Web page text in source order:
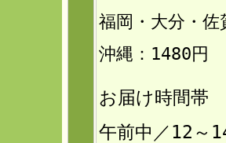
福岡・大分・
沖縄：1480円
お届け時間帯
午前中／12～